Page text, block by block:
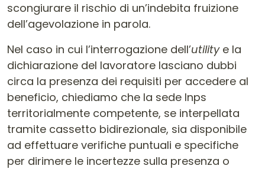
scongiurare il rischio di un’indebita fruizione
dell’agevolazione in parola.
Nel caso in cui l’interrogazione dell’utility e la
dichiarazione del lavoratore lasciano dubbi
circa la presenza dei requisiti per accedere al
beneficio, chiediamo che la sede Inps
territorialmente competente, se interpellata
tramite cassetto bidirezionale, sia disponibile
ad effettuare verifiche puntuali e specifiche
per dirimere le incertezze sulla presenza o